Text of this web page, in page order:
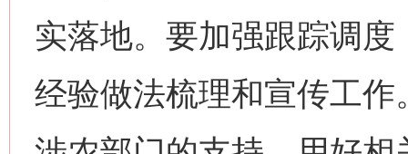
实落地。要加强跟踪调
经验做法梳理和宣传工